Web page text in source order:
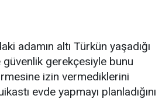
adamın altı Türkün yaşadığı
gerekçesiyle bunu
izin vermediklerini
evde yapmayı planladığını